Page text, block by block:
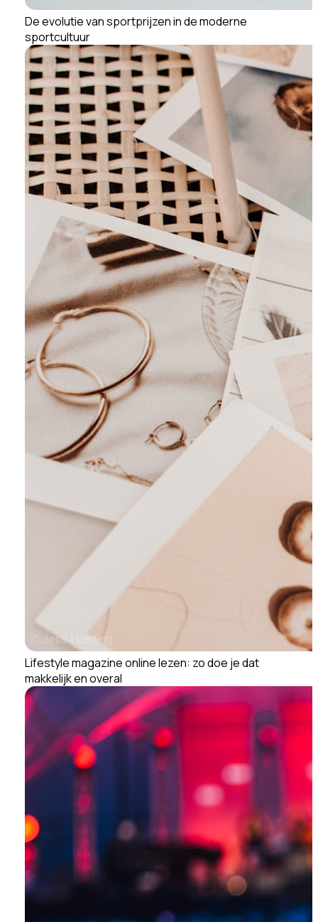
De evolutie van sportprijzen in de moderne
sportcultuur
Lifestyle magazine online lezen: zo doe je dat
makkelijk en overal